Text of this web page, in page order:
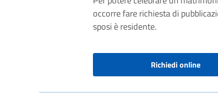
occorre fare richiesta di
sposi è residente.
Richiedi online